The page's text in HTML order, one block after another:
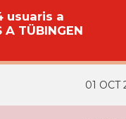
usuaris a
A TÜBINGEN
01 OCT